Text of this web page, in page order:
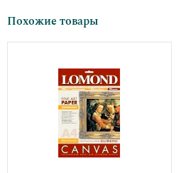
Похожие товары